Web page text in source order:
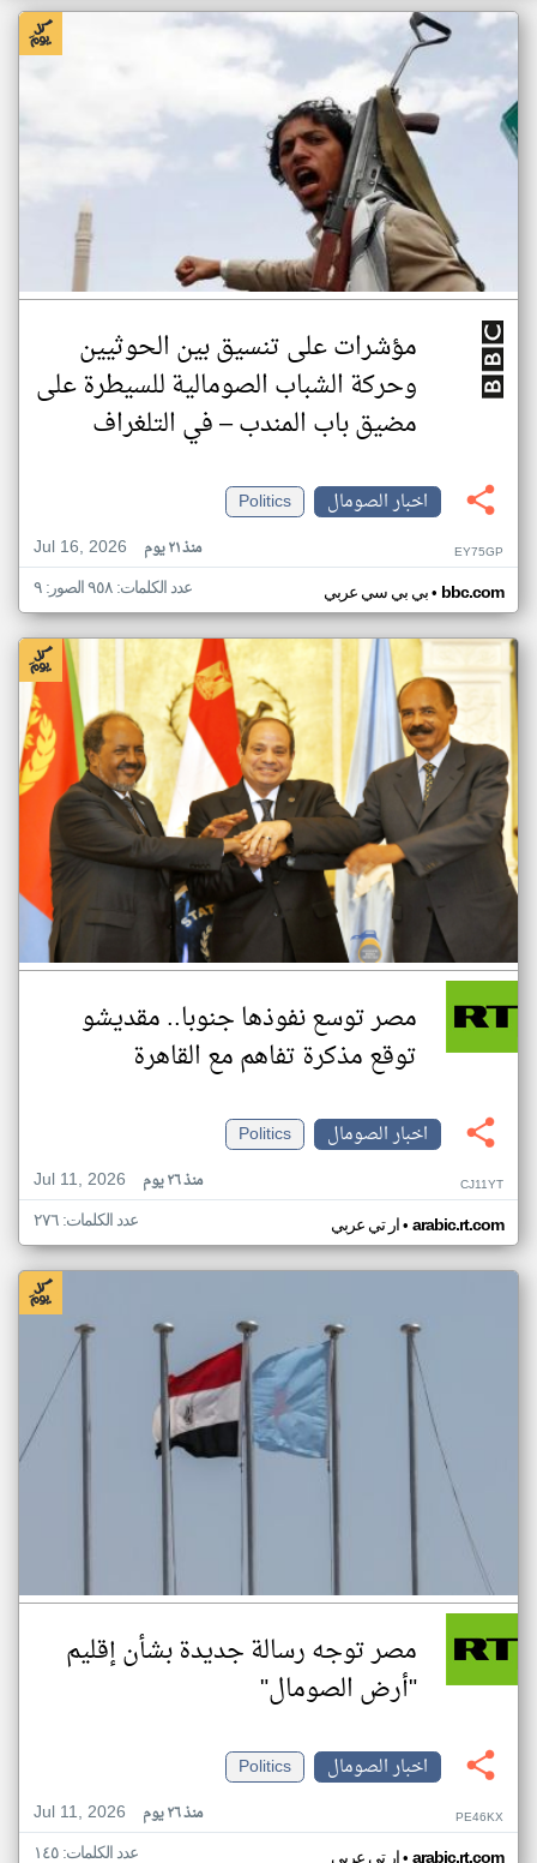
مؤشرات على تنسيق بين الحوثيين
وحركة الشباب الصومالية للسيطرة على
مضيق باب المندب – في التلغراف
اخبار الصومال
Politics
Jul 16, 2026
منذ ٢١ يوم EY75GP
بي بي سي عربي• bbc.com عدد الكلمات: ٩٥٨ الصور: ٩
مصر توسع نفوذها جنوبا.. مقديشو
توقع مذكرة تفاهم مع القاهرة
اخبار الصومال
Politics
Jul 11, 2026
منذ ٢٦ يوم CJ11YT
ار تي عربي• arabic.rt.com عدد الكلمات: ٢٧٦
مصر توجه رسالة جديدة بشأن إقليم
"أرض الصومال"
اخبار الصومال
Politics
Jul 11, 2026
منذ ٢٦ يوم PE46KX
ار تي عربي arabic.rt.com عدد الكلمات: ١٤٥